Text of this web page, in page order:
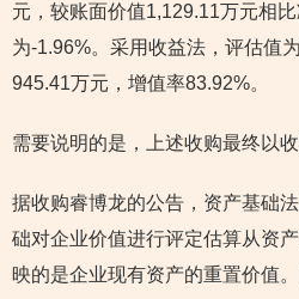
元，较账面价值1,129.11万元相
为-1.96%。采用收益法，评估值
945.41万元，增值率83.92%。
需要说明的是，上述收购最终以
据收购睿博龙的公告，资产基础
础对企业价值进行评定估算从资
映的是企业现有资产的重置价值